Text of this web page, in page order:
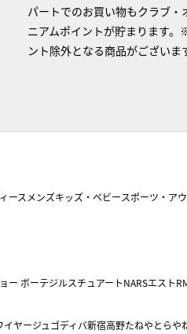
パートでのお買い物もクラブ・
ニアムポイントが貯まります。
ント除外となる商品がございま
ース メンズキッズ・ベビースポーツ・ア
ー ボーテジルスチュアートNARSエスト
ヤージュ ゴディバ新宿高野たねやとらや